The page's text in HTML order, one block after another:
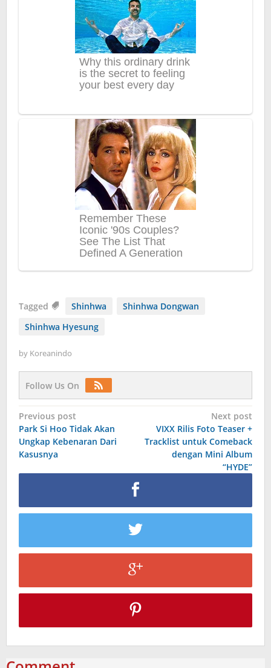
Tagged Shinhwa
Shinhwa Dongwan
Shinhwa Hyesung
by Koreanindo
Follow Us On
Post
navigation
Previous post
Park Si Hoo Tidak Akan
Ungkap Kebenaran Dari
Kasusnya
Next post
VIXX Rilis Foto Teaser +
Tracklist untuk Comeback
dengan Mini Album
“HYDE”